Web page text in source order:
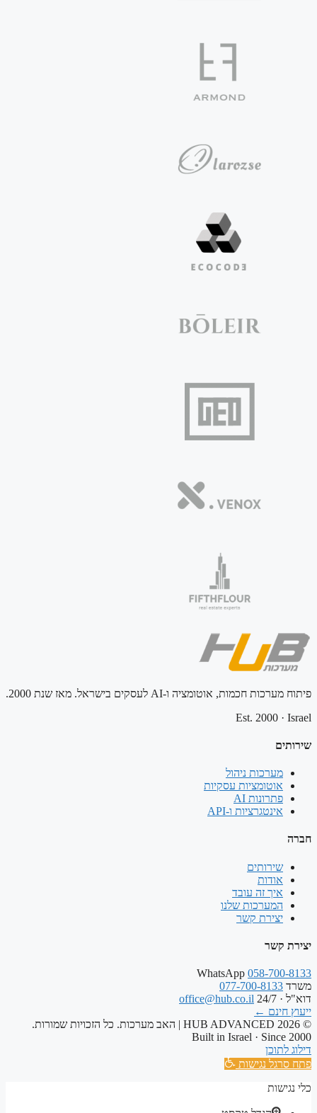
פיתוח מערכות חכמות, אוטומציה ו-AI לעסקים בישראל. מאז שנת 2000.
Est. 2000 · Israel
שירותים
מערכות ניהול
אוטומציות עסקיות
פתרונות AI
אינטגרציות ו-API
חברה
שירותים
אודות
איך זה עובד
המערכות שלנו
יצירת קשר
יצירת קשר
WhatsApp 058-700-8133
משרד 077-700-8133
דוא"ל · 24/7
office@hub.co.il
ייעוץ חינם ←
© 2026 HUB ADVANCED | האב מערכות. כל הזכויות שמורות.
Built in Israel · Since 2000
דילוג לתוכן
פתח סרגל נגישות
כלי נגישות